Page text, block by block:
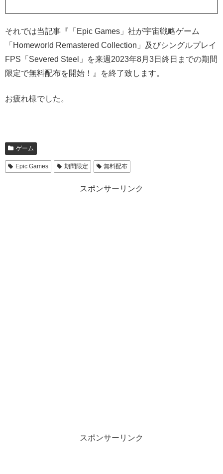
それでは当記事『「Epic Games」社が宇宙戦略ゲーム
「Homeworld Remastered Collection」及びシングルプレイ
FPS「Severed Steel」を来週2023年8月3日終日までの期間
限定で無料配布を開始！』を終了致します。
お疲れ様でした。
ゲーム
Epic Games 期間限定 無料配布
スポンサーリンク
スポンサーリンク